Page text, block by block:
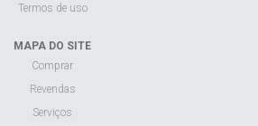
Termos de uso
MAPA DO SITE
Comprar
Revendas
Serviços